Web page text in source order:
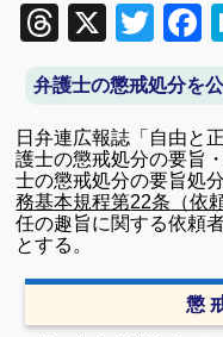
Threads
X
弁護士の懲戒処分を
日弁連広報誌「自由と正
護士の懲戒処分の要旨
士の懲戒処分の要旨処
務基本規程第22条 （依
任の趣旨に関する依頼
とする。
懲